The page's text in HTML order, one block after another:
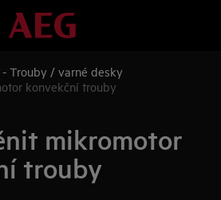
Trouby / varné desky
konvekční trouby
mikromotor
trouby